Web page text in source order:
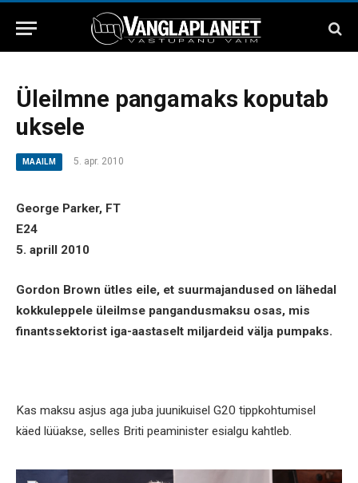
Üleilmne pangamaks koputab
uksele
MAAILM 5. apr. 2010
George Parker, FT
E24
5. aprill 2010
Gordon Brown ütles eile, et suurmajandused on lähedal
kokkuleppele üleilmse pangandusmaksu osas, mis
finantssektorist iga-aastaselt miljardeid välja pumpaks.
Kas maksu asjus aga juba juunikuisel G20 tippkohtumisel
käed lüüakse, selles Briti peaminister esialgu kahtleb.